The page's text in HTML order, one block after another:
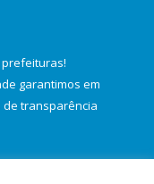
!
garantimos em
de transparência